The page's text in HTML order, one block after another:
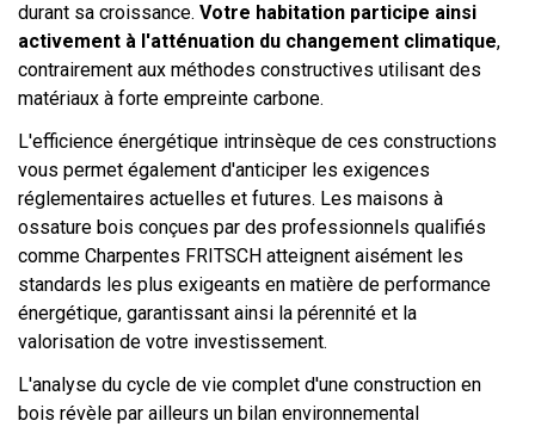
durant sa croissance. Votre habitation participe ainsi
activement à l'atténuation du changement climatique,
contrairement aux méthodes constructives utilisant des
matériaux à forte empreinte carbone.
L'efficience énergétique intrinsèque de ces constructions
vous permet également d'anticiper les exigences
réglementaires actuelles et futures. Les maisons à
ossature bois conçues par des professionnels qualifiés
comme Charpentes FRITSCH atteignent aisément les
standards les plus exigeants en matière de performance
énergétique, garantissant ainsi la pérennité et la
valorisation de votre investissement.
L'analyse du cycle de vie complet d'une construction en
bois révèle par ailleurs un bilan environnemental